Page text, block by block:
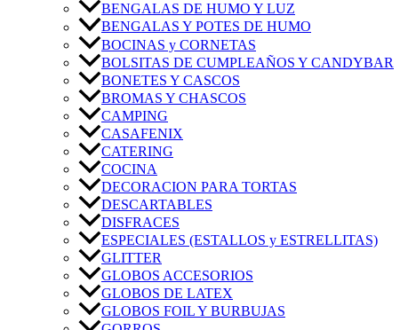
BENGALAS DE HUMO Y LUZ
BENGALAS Y POTES DE HUMO
BOCINAS y CORNETAS
BOLSITAS DE CUMPLEAÑOS Y CANDYBAR
BONETES Y CASCOS
BROMAS Y CHASCOS
CAMPING
CASAFENIX
CATERING
COCINA
DECORACION PARA TORTAS
DESCARTABLES
DISFRACES
ESPECIALES (ESTALLOS y ESTRELLITAS)
GLITTER
GLOBOS ACCESORIOS
GLOBOS DE LATEX
GLOBOS FOIL Y BURBUJAS